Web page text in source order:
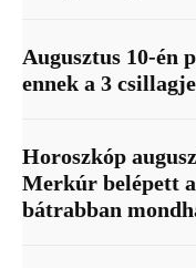
Augusztus 10-én
ennek a 3
Horoszkóp
Merkúr belépett
bátrabban